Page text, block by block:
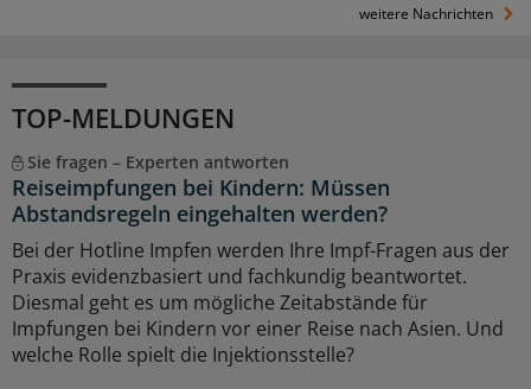
weitere Nachrichten
TOP-MELDUNGEN
Sie fragen – Experten antworten
Reiseimpfungen bei Kindern: Müssen
Abstandsregeln eingehalten werden?
Bei der Hotline Impfen werden Ihre Impf-Fragen aus der
Praxis evidenzbasiert und fachkundig beantwortet.
Diesmal geht es um mögliche Zeitabstände für
Impfungen bei Kindern vor einer Reise nach Asien. Und
welche Rolle spielt die Injektionsstelle?